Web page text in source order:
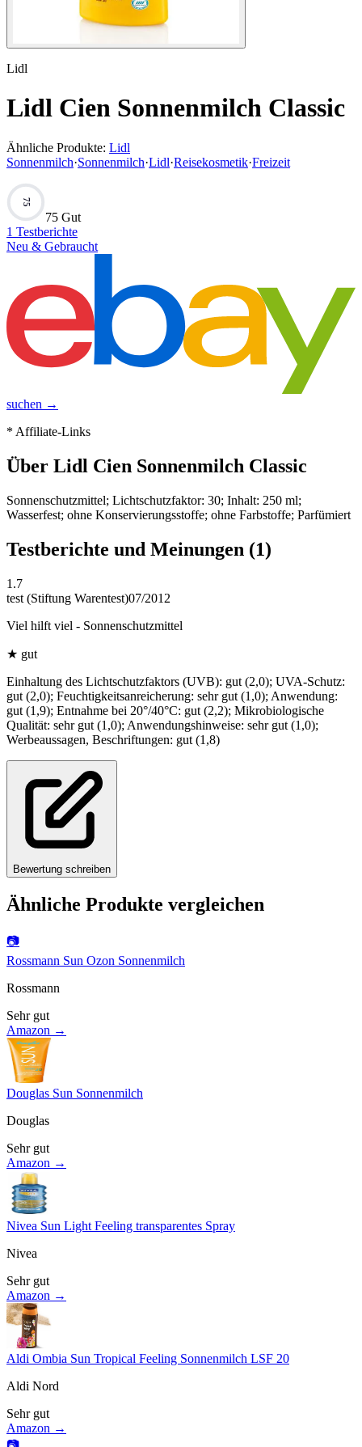
Lidl
Lidl Cien Sonnenmilch Classic
Ähnliche Produkte: Lidl
Sonnenmilch·Sonnenmilch·Lidl·Reisekosmetik·Freizeit
75
75 Gut
1 Testberichte
Neu & Gebraucht
suchen →
* Affiliate-Links
Über Lidl Cien Sonnenmilch Classic
Sonnenschutzmittel; Lichtschutzfaktor: 30; Inhalt: 250 ml;
Wasserfest; ohne Konservierungsstoffe; ohne Farbstoffe; Parfümiert
Testberichte und Meinungen (1)
1.7
test (Stiftung Warentest)07/2012
Viel hilft viel - Sonnenschutzmittel
★ gut
Einhaltung des Lichtschutzfaktors (UVB): gut (2,0); UVA-Schutz:
gut (2,0); Feuchtigkeitsanreicherung: sehr gut (1,0); Anwendung:
gut (1,9); Entnahme bei 20°/40°C: gut (2,2); Mikrobiologische
Qualität: sehr gut (1,0); Anwendungshinweise: sehr gut (1,0);
Werbeaussagen, Beschriftungen: gut (1,8)
Bewertung schreiben
Ähnliche Produkte vergleichen
📷
Rossmann Sun Ozon Sonnenmilch
Rossmann
Sehr gut
Amazon →
Douglas Sun Sonnenmilch
Douglas
Sehr gut
Amazon →
Nivea Sun Light Feeling transparentes Spray
Nivea
Sehr gut
Amazon →
Aldi Ombia Sun Tropical Feeling Sonnenmilch LSF 20
Aldi Nord
Sehr gut
Amazon →